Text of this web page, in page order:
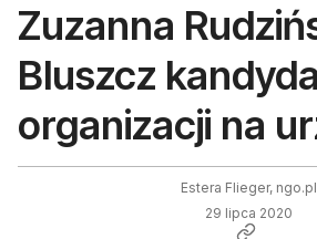
Zuzanna
Bluszcz
organizacji na
Estera Flieger, ngo.pl
29 lipca 2020